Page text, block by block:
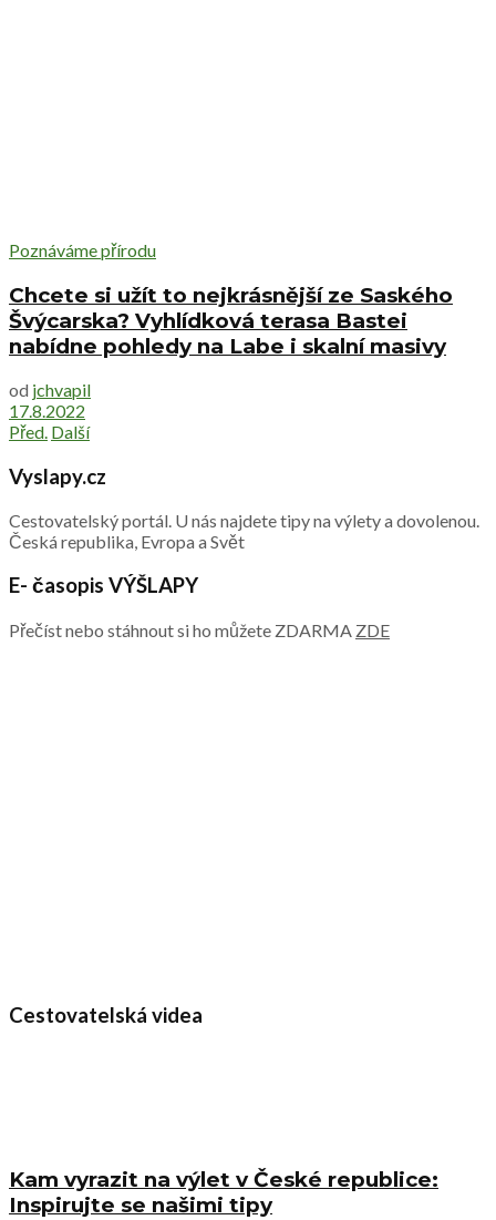
Poznáváme přírodu
Chcete si užít to nejkrásnější ze Saského
Švýcarska? Vyhlídková terasa Bastei
nabídne pohledy na Labe i skalní masivy
od jchvapil
17.8.2022
Před. Další
Vyslapy.cz
Cestovatelský portál. U nás najdete tipy na výlety a dovolenou.
Česká republika, Evropa a Svět
E- časopis VÝŠLAPY
Přečíst nebo stáhnout si ho můžete ZDARMA ZDE
Cestovatelská videa
Kam vyrazit na výlet v České republice:
Inspirujte se našimi tipy